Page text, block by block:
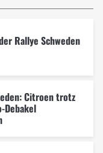
Rallye Schweden
Citroen trotz
Debakel